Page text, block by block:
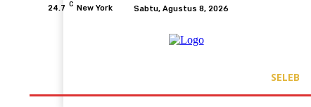
24.7 C New York Sabtu, Agustus 8, 2026
SELEB